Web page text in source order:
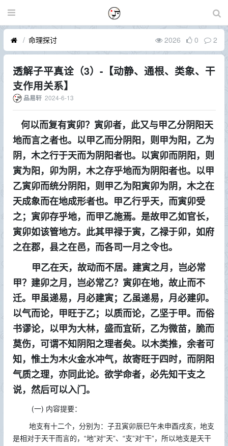
命理探讨 2026 0 2
透解子平真诠（3）-【动静、通根、类象、干
支作用关系】
品易轩 2024-6-13
何以而复有寅卯？寅卯者，此又与甲乙分阴阳天
地而言之者也。以甲乙而分阴阳，则甲为阳，乙为
阴，木之行于天而为阴阳者也。以寅卯而阴阳，则
寅为阳，卯为阴，木之存乎地而为阴阳者也。以甲
乙寅卯而统分阴阳，则甲乙为阳寅卯为阴，木之在
天成象而在地成形者也。甲乙行乎天，而寅卯受
之；寅卯存乎地，而甲乙施焉。是故甲乙如官长，
寅卯如该管地方。此其甲禄于寅，乙禄于卯，如府
之在郡，县之在邑，而各司一月之令也。
甲乙在天，故动而不居。建寅之月，岂必常
甲？建卯之月，岂必常乙？寅卯在地，故止而不
迁。甲虽递易，月必建寅；乙虽递易，月必建卯。
以气而论，甲旺于乙；以质而论，乙坚于甲。而俗
书谬论，以甲为大林，盛而宜斫，乙为微苗，脆而
莫伤，可谓不知阴阳之理者矣。以木类推，余者可
知，惟土为木火金水冲气，故寄旺于四时，而阴阳
气质之理，亦同此论。欲学命者，必先知干支之
说，然后可以入门。
(一) 内容提要：
地支有十二个，分别为：子丑寅卯辰巳午未申酉戌亥，地支
是相对于天干而言的，“地”对“天”、“支”对“干”，所以地支是天干